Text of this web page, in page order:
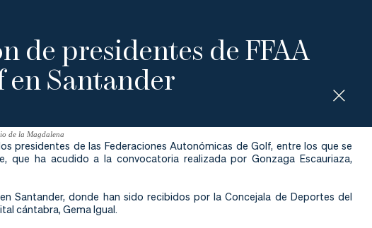
de presidentes de FFAA
en Santander
de la Magdalena
presidentes de las Federaciones Autonómicas de Golf, entre los que se
que ha acudido a la convocatoria realizada por Gonzaga Escauriaza,
Santander, donde han sido recibidos por la Concejala de Deportes del
cántabra, Gema Igual.